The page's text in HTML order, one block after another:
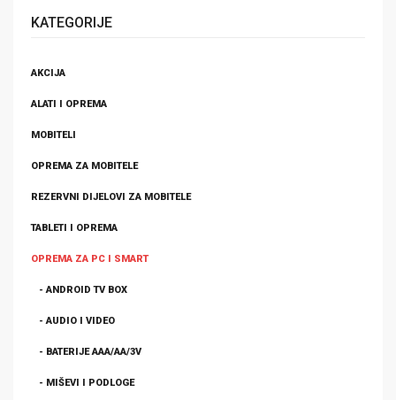
KATEGORIJE
AKCIJA
ALATI I OPREMA
MOBITELI
OPREMA ZA MOBITELE
REZERVNI DIJELOVI ZA MOBITELE
TABLETI I OPREMA
OPREMA ZA PC I SMART
- ANDROID TV BOX
- AUDIO I VIDEO
- BATERIJE AAA/AA/3V
- MIŠEVI I PODLOGE